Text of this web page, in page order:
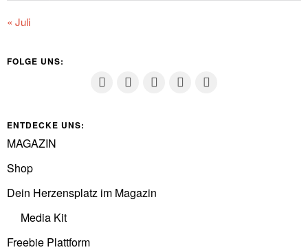
« Juli
FOLGE UNS:
ENTDECKE UNS:
MAGAZIN
Shop
Dein Herzensplatz im Magazin
Media Kit
Freebie Plattform